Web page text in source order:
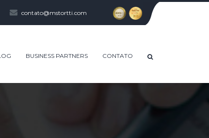
contato@mstortti.com
BUSINESS PARTNERS CONTATO